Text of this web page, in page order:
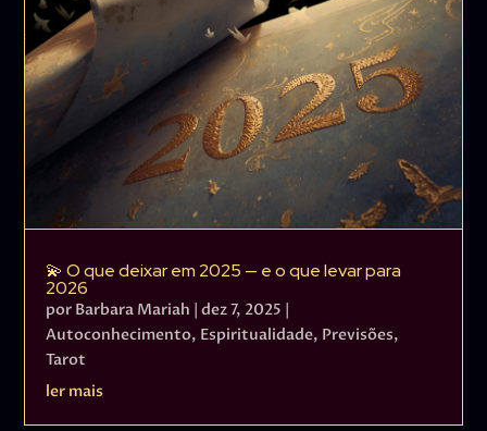
💫 O que deixar em 2025 — e o que levar para
2026
por Barbara Mariah |dez 7, 2025
Autoconhecimento, Espiritualidade, Previsões,
Tarot
ler mais